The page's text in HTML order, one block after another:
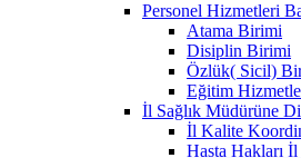
Personel Hizmetleri
Atama Birimi
Disiplin Birimi
Özlük( Sicil)
Eğitim
İl Sağlık Müdürüne
İl Kalite
Hasta Hakları